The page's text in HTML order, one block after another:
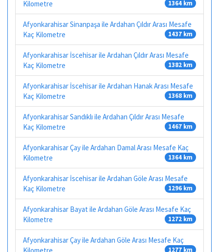
Kilometre
1364 km
Afyonkarahisar Sinanpaşa ile Ardahan Çıldır Arası Mesafe
Kaç Kilometre
1437 km
Afyonkarahisar İscehisar ile Ardahan Çıldır Arası Mesafe
Kaç Kilometre
1382 km
Afyonkarahisar İscehisar ile Ardahan Hanak Arası Mesafe
Kaç Kilometre
1368 km
Afyonkarahisar Sandıklı ile Ardahan Çıldır Arası Mesafe
Kaç Kilometre
1467 km
Afyonkarahisar Çay ile Ardahan Damal Arası Mesafe Kaç
Kilometre
1364 km
Afyonkarahisar İscehisar ile Ardahan Göle Arası Mesafe
Kaç Kilometre
1296 km
Afyonkarahisar Bayat ile Ardahan Göle Arası Mesafe Kaç
Kilometre
1272 km
Afyonkarahisar Çay ile Ardahan Göle Arası Mesafe Kaç
Kilometre
1277 km